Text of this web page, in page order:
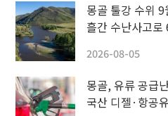
몽골 툴강 수위
흘간 수난사고로
2026-08-05
몽골, 유류 공급
국산 디젤·항공